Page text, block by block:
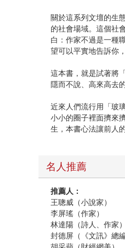
關於這系列文壇的生
的社會場域。這個社
白：作家不過是一種
望可以平實地告訴你
這本書，就是試著將
隱而不說、高來高去
近來人們流行用「玻
小小的圈子裡面擠來
生，本書心法讓前人
名人推薦
推薦人：
王聰威（小說家）
李屏瑤（作家）
林達陽（詩人、作家）
封德屏（《文訊》總編